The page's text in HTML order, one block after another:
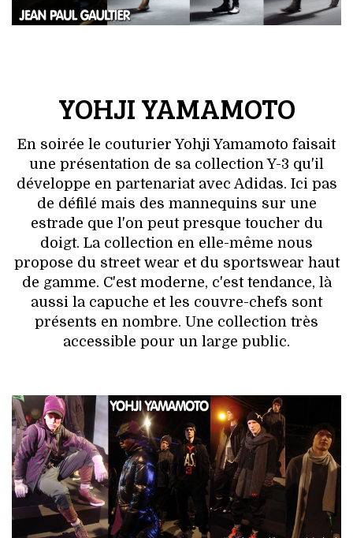
YOHJI YAMAMOTO
En soirée le couturier Yohji Yamamoto faisait
une présentation de sa collection Y-3 qu'il
développe en partenariat avec Adidas. Ici pas
de défilé mais des mannequins sur une
estrade que l'on peut presque toucher du
doigt. La collection en elle-même nous
propose du street wear et du sportswear haut
de gamme. C'est moderne, c'est tendance, là
aussi la capuche et les couvre-chefs sont
présents en nombre. Une collection très
accessible pour un large public.